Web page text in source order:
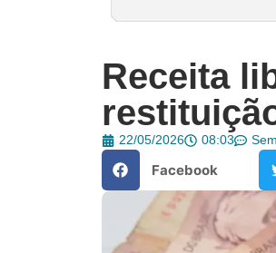
Receita
22/05/2026 08:03
Facebook